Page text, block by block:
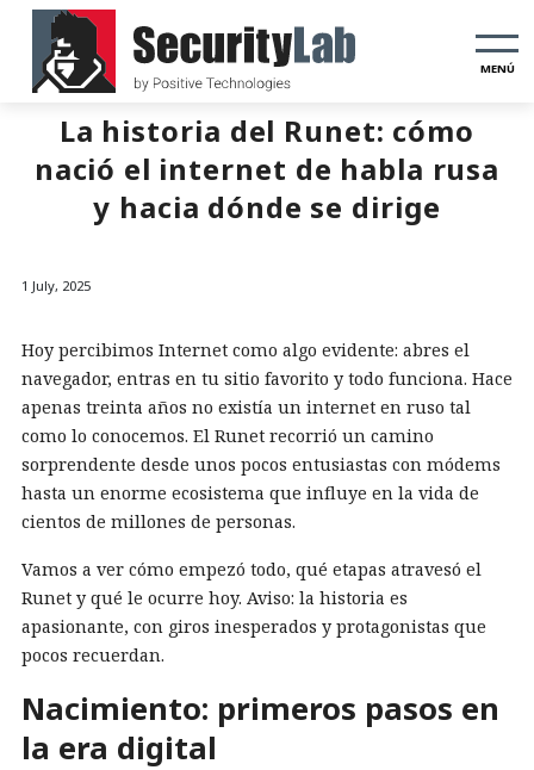
MENÚ
La historia del Runet: cómo
nació el internet de habla rusa
y hacia dónde se dirige
1 July, 2025
Hoy percibimos Internet como algo evidente: abres el
navegador, entras en tu sitio favorito y todo funciona. Hace
apenas treinta años no existía un internet en ruso tal
como lo conocemos. El Runet recorrió un camino
sorprendente desde unos pocos entusiastas con módems
hasta un enorme ecosistema que influye en la vida de
cientos de millones de personas.
Vamos a ver cómo empezó todo, qué etapas atravesó el
Runet y qué le ocurre hoy. Aviso: la historia es
apasionante, con giros inesperados y protagonistas que
pocos recuerdan.
Nacimiento: primeros pasos en
la era digital